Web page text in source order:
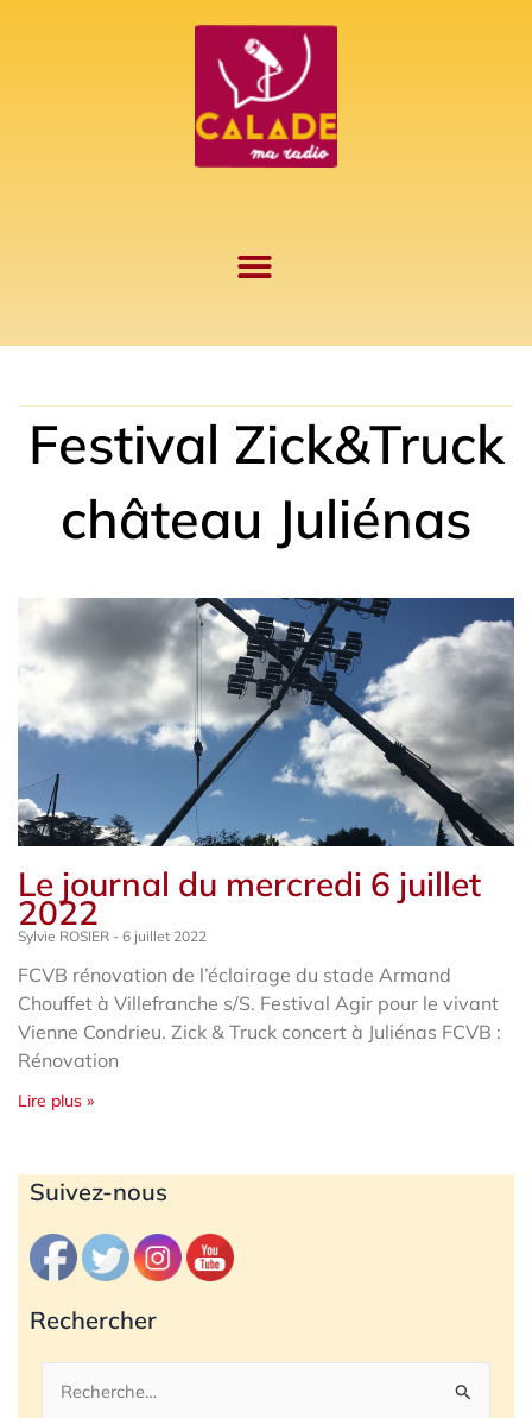
Festival Zick&Truck
château Juliénas
Le journal du mercredi 6 juillet
2022
Sylvie ROSIER 6 juillet 2022
FCVB rénovation de l’éclairage du stade Armand
Chouffet à Villefranche s/S. Festival Agir pour le vivant
Vienne Condrieu. Zick & Truck concert à Juliénas FCVB :
Rénovation
Lire plus »
Suivez-nous
Rechercher
Rechercher :
Archives